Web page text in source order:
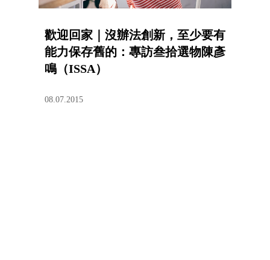
歡迎回家｜沒辦法創新，至少要有
能力保存舊的：專訪叁拾選物陳彥
鳴（ISSA）
08.07.2015